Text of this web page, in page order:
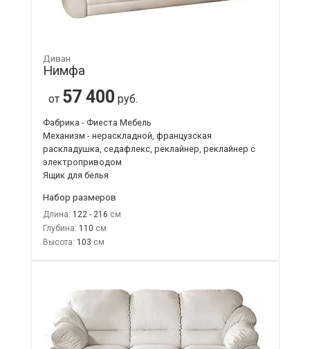
Диван
Нимфа
от 57 400 руб.
Фабрика - Фиеста Мебель
Механизм - нераскладной, французская
раскладушка, седафлекс, реклайнер, реклайнер с
электроприводом
Ящик для белья
Набор размеров
Длина: 122 - 216
Глубина: 110
Высота: 103